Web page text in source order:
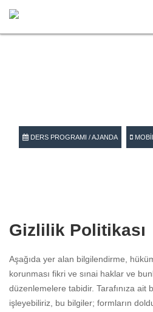
DERS PROGRAMI / AJANDA
Gizlilik Politikası
Aşağıda yer alan bilgilendirme,
korunması fikri ve sınai haklar ve
düzenlemelere tabidir. Tarafınıza ait
işleyebiliriz, bu bilgiler; formların